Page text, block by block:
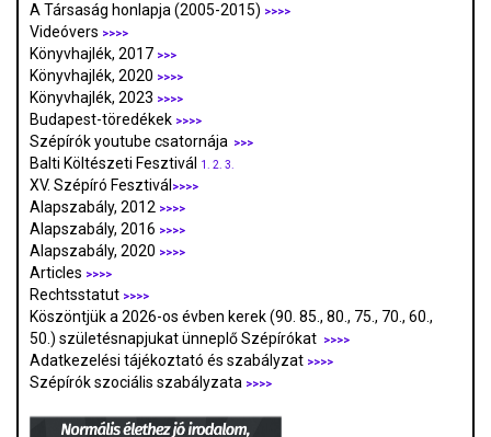
A Társaság honlapja (2005-2015) >>>>
Videóvers >>>>
Könyvhajlék, 2017 >>>
Könyvhajlék, 2020 >>>>
Könyvhajlék, 2023 >>>>
Budapest-töredékek >>>>
Szépírók youtube csatornája >>>
Balti Költészeti Fesztivál 1. 2. 3.
XV. Szépíró Fesztivál >>>>
Alapszabály, 2012 >>>>
Alapszabály, 2016 >>>>
Alapszabály, 2020 >>>>
Articles >>>>
Rechtsstatut >>>>
Köszöntjük a 2026-os évben kerek (90. 85., 80., 75., 70., 60.,
50.) születésnapjukat ünneplő Szépírókat
>>>>
Adatkezelési tájékoztató és szabályzat >>>>
Szépírók szociális szabályzata >>>>